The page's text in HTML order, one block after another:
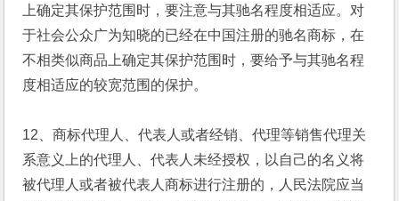
上确定其保护范围时，要注意与其驰名程度相适应。对
于社会公众广为知晓的已经在中国注册的驰名商标，在
不相类似商品上确定其保护范围时，要给予与其驰名程
度相适应的较宽范围的保护。
12、商标代理人、代表人或者经销、代理等销售代理关
系意义上的代理人、代表人未经授权，以自己的名义将
被代理人或者被代表人商标进行注册的，人民法院应当